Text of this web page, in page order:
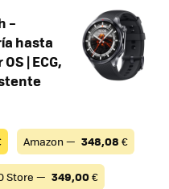
–
hasta
| ECG,
Amazon — 348,08 €
Store — 349,00€